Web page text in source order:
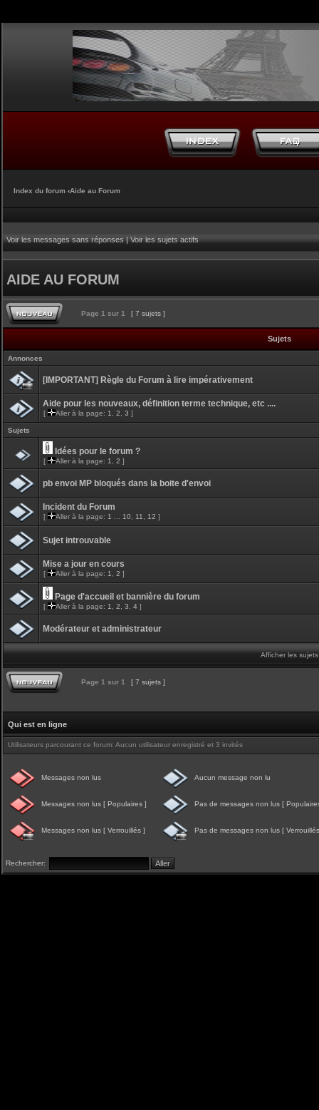
Index du forum ‹Aide au Forum
Voir les messages sans réponses|Voir les sujets actifs
AIDE AU FORUM
Page 1 sur 1 [ 7 sujets ]
Sujets
Annonces
[IMPORTANT] Règle du Forum à lire impérativement
Aide pour les nouveaux, définition terme technique, etc ....
[ Aller à la page: 1 2 3 ]
Sujets
Idées pour le forum ?
[ Aller à la page: 1 2 ]
pb envoi MP bloqués dans la boite d'envoi
Incident du Forum
[ Aller à la page: 1 10 11 12 ]
Sujet introuvable
Mise a jour en cours
[ Aller à la page: 1 2 ]
Page d'accueil et bannière du forum
[ Aller à la page: 1 2 3 4 ]
Modérateur et administrateur
Afficher les
Page 1 sur 1 [ 7 sujets ]
Qui est en ligne
Utilisateurs parcourant ce forum: Aucun utilisateur enregistré et 3 invités
Messages non lus Aucun message non lu
Messages non lus [ Populaires ] Pas de messages non lus [
Messages non lus [ Verrouillés ] Pas de messages non lus [
Rechercher: